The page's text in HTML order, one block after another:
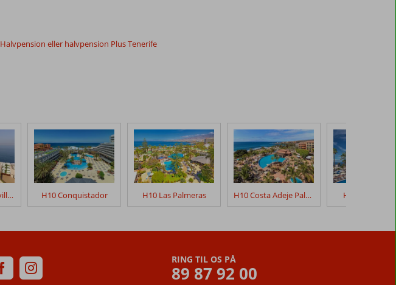
Halvpension eller halvpension Plus Tenerife
Iberostar Bouganville Playa H10 Conquistador H10 Las Palmeras H10 Costa Adeje Palace H10 Gran
RING TIL OS PÅ
89 87 92 00